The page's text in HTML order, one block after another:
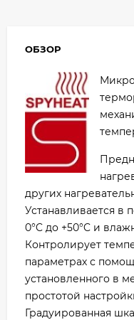
ОБЗОР
других
Устанавливается в
0°C до +50°C и
Контролирует
параметрах с
установленного в
простотой
Градуированная